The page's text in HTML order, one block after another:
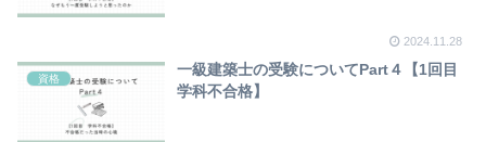
2024.11.28
資格
一級建築士の受験についてPart４【1回目
学科不合格】